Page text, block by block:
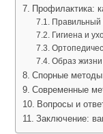
Профилактика:
Правильный
Гигиена и
Образ
Спорные
Современные
Вопросы и
Заключение: